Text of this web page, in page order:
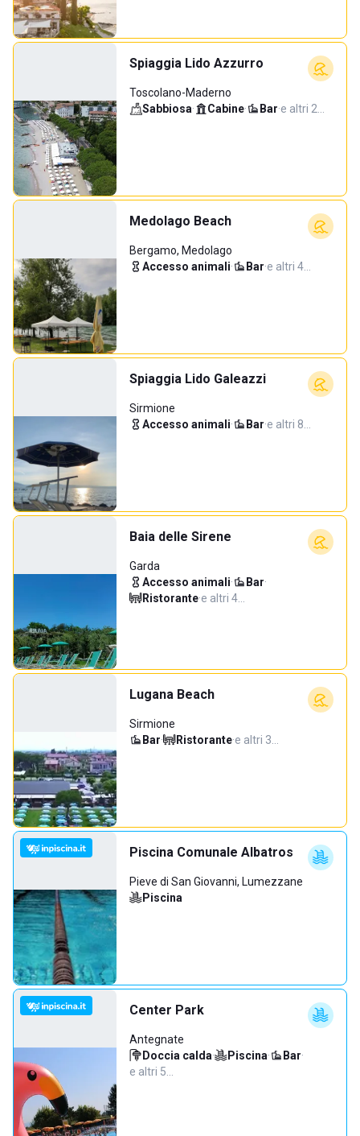
Spiaggia Lido Azzurro
Toscolano-Maderno
Sabbiosa· Cabine· Bar·e altri 2…
Medolago Beach
Bergamo, Medolago
Accesso animali· Bar·e altri 4…
Spiaggia Lido Galeazzi
Sirmione
Accesso animali· Bar·e altri 8…
Baia delle Sirene
Garda
Accesso animali· Bar·
Ristorante·e altri 4…
Lugana Beach
Sirmione
Bar· Ristorante·e altri 3…
Piscina Comunale Albatros
Pieve di San Giovanni, Lumezzane
Piscina
Center Park
Antegnate
Doccia calda· Piscina· Bar·
e altri 5…